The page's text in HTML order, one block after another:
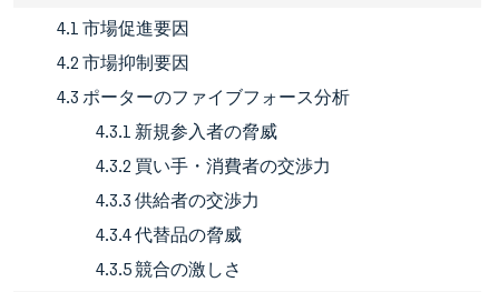
4.1 市場促進要因
4.2 市場抑制要因
4.3 ポーターのファイブフォース分析
4.3.1 新規参入者の脅威
4.3.2 買い手・消費者の交渉力
4.3.3 供給者の交渉力
4.3.4 代替品の脅威
4.3.5 競合の激しさ